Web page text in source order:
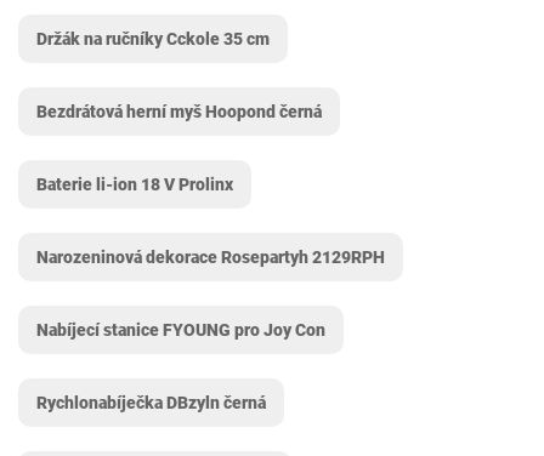
Držák na ručníky Cckole 35 cm
Bezdrátová herní myš Hoopond černá
Baterie li-ion 18 V Prolinx
Narozeninová dekorace Rosepartyh 2129RPH
Nabíjecí stanice FYOUNG pro Joy Con
Rychlonabíječka DBzyln černá